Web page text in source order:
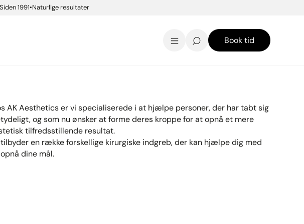
Siden 1991 Naturlige resultater
Book tid
AK Aesthetics er vi specialiserede i at hjælpe personer, der har tabt sig
og som nu ønsker at forme deres kroppe for at opnå et mere
tilfredsstillende resultat.
en række forskellige kirurgiske indgreb, der kan hjælpe dig med
dine mål.